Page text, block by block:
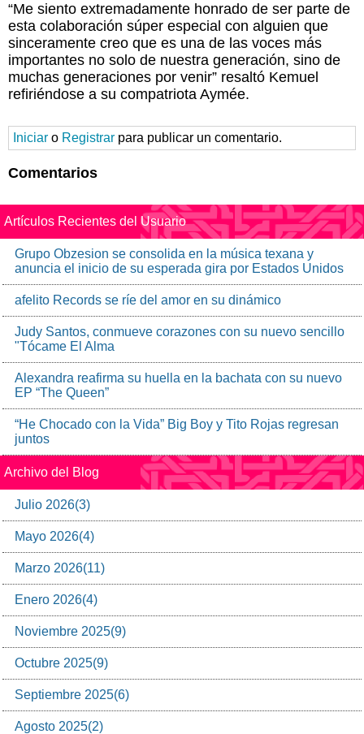
“Me siento extremadamente honrado de ser parte de
esta colaboración súper especial con alguien que
sinceramente creo que es una de las voces más
importantes no solo de nuestra generación, sino de
muchas generaciones por venir” resaltó Kemuel
refiriéndose a su compatriota Aymée.
Iniciar o Registrar para publicar un comentario.
Comentarios
Artículos Recientes del Usuario
Grupo Obzesion se consolida en la música texana y
anuncia el inicio de su esperada gira por Estados Unidos
afelito Records se ríe del amor en su dinámico
Judy Santos, conmueve corazones con su nuevo sencillo
"Tócame El Alma
Alexandra reafirma su huella en la bachata con su nuevo
EP “The Queen”
“He Chocado con la Vida” Big Boy y Tito Rojas regresan
juntos
Archivo del Blog
Julio 2026(3)
Mayo 2026(4)
Marzo 2026(11)
Enero 2026(4)
Noviembre 2025(9)
Octubre 2025(9)
Septiembre 2025(6)
Agosto 2025(2)